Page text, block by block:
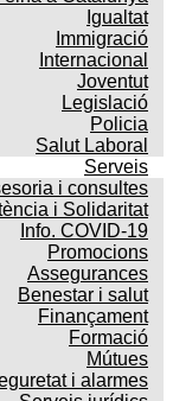
Igualtat
Immigració
Internacional
Joventut
Legislació
Policia
Salut Laboral
Serveis
i consultes
i Solidaritat
Info. COVID-19
Promocions
Assegurances
Benestar i salut
Finançament
Formació
Mútues
i alarmes